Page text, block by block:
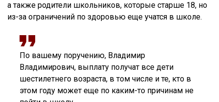
а также родители школьников, которые старше 18, но
из-за ограничений по здоровью еще учатся в школе.
По вашему поручению, Владимир
Владимирович, выплату получат все дети
шестилетнего возраста, в том числе и те, кто в
этом году может еще по каким-то причинам не